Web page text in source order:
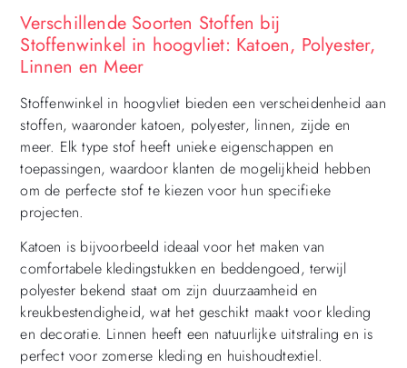
Verschillende Soorten Stoffen bij
Stoffenwinkel in hoogvliet: Katoen, Polyester,
Linnen en Meer
Stoffenwinkel in hoogvliet bieden een verscheidenheid aan
stoffen, waaronder katoen, polyester, linnen, zijde en
meer. Elk type stof heeft unieke eigenschappen en
toepassingen, waardoor klanten de mogelijkheid hebben
om de perfecte stof te kiezen voor hun specifieke
projecten.
Katoen is bijvoorbeeld ideaal voor het maken van
comfortabele kledingstukken en beddengoed, terwijl
polyester bekend staat om zijn duurzaamheid en
kreukbestendigheid, wat het geschikt maakt voor kleding
en decoratie. Linnen heeft een natuurlijke uitstraling en is
perfect voor zomerse kleding en huishoudtextiel.